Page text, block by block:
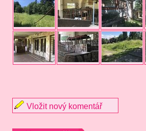
Vložit nový komentář